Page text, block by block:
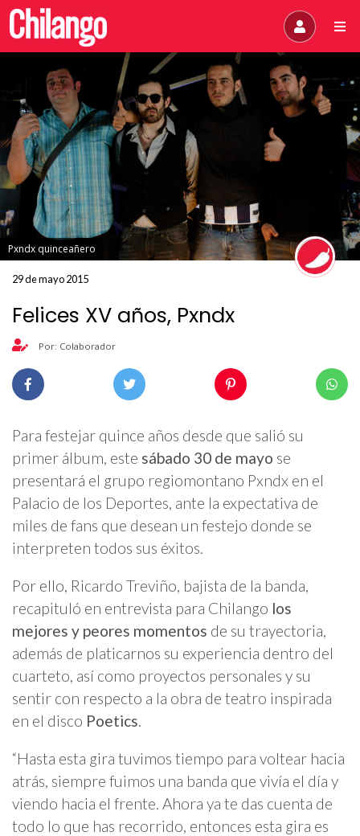
Pxndx quinceañero
29 de mayo 2015
Felices XV años, Pxndx
Por: Colaborador
Para festejar quince años desde que salió su
primer álbum, este sábado 30 de mayo se
presentará el grupo regiomontano Pxndx en el
Palacio de los Deportes, ante la expectativa de
miles de fans que desean un festejo donde se
interpreten todos sus éxitos.
Por ello, Ricardo Treviño, bajista de la banda,
recapituló en entrevista para Chilango los
mejores y peores momentos de su trayectoria,
además de platicarnos su experiencia dentro del
cuarteto, así como proyectos personales y su
sentir con respecto a la obra de teatro inspirada
en el disco Poetics.
“Hasta esta gira tuvimos tiempo para voltear hacia
atrás, siempre fuimos una banda que vivía el día y
viendo hacia el frente. Ahora ya te das cuenta de
todo lo que has recorrido, entonces esta gira es